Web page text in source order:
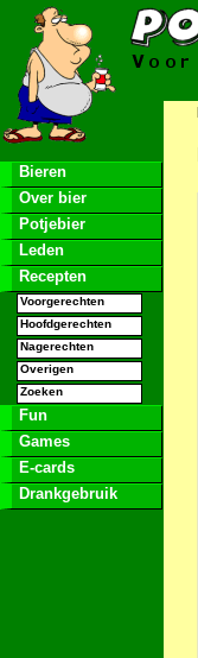
Bieren
Over bier
Potjebier
Leden
Recepten
Voorgerechten
Hoofdgerechten
Nagerechten
Overigen
Zoeken
Fun
Games
E-cards
Drankgebruik